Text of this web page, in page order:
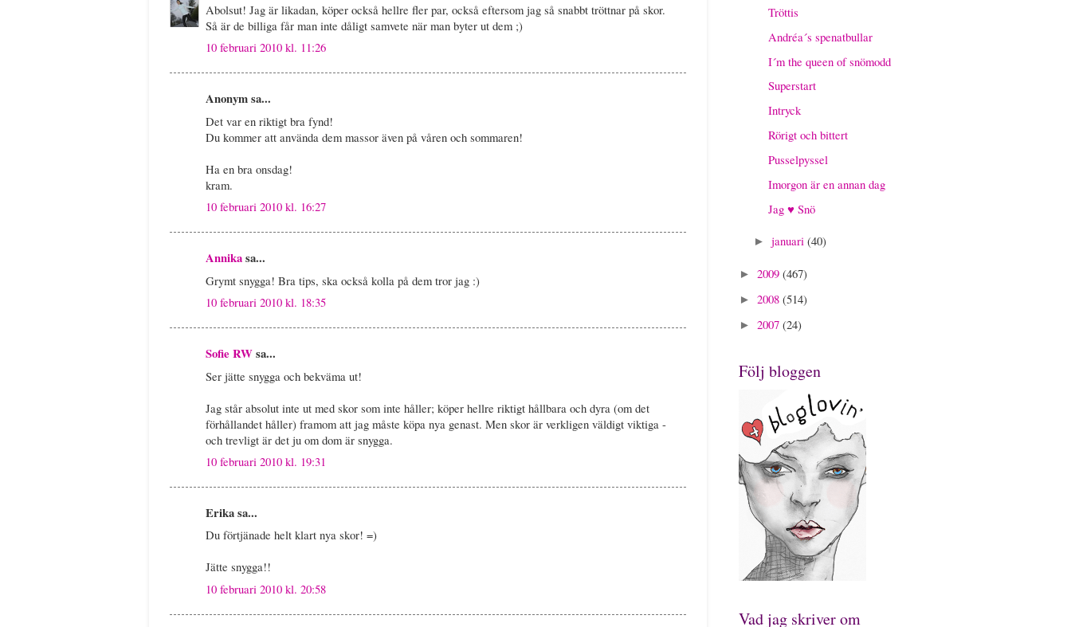
Abolsut! Jag är likadan, köper också hellre fler par, också eftersom jag så snabbt tröttnar på skor.
Så är de billiga får man inte dåligt samvete när man byter ut dem ;)
10 februari 2010 kl. 11:26
Anonym sa...
Det var en riktigt bra fynd!
Du kommer att använda dem massor även på våren och sommaren!
Ha en bra onsdag!
kram.
10 februari 2010 kl. 16:27
Annikasa...
Grymt snygga! Bra tips, ska också kolla på dem tror jag :)
10 februari 2010 kl. 18:35
Sofie RWsa...
Ser jätte snygga och bekväma ut!
Jag står absolut inte ut med skor som inte håller; köper hellre riktigt hållbara och dyra (om det
förhållandet håller) framom att jag måste köpa nya genast. Men skor är verkligen väldigt viktiga -
och trevligt är det ju om dom är snygga.
10 februari 2010 kl. 19:31
Erika sa...
Du förtjänade helt klart nya skor! =)
Jätte snygga!!
10 februari 2010 kl. 20:58
Tröttis
Andréa´s spenatbullar
I´m the queen of snömodd
Superstart
Intryck
Rörigt och bittert
Pusselpyssel
Imorgon är en annan dag
Jag ♥ Snö
► januari (40)
► 2009 (467)
► 2008 (514)
► 2007 (24)
Följ bloggen
Vad jag skriver om